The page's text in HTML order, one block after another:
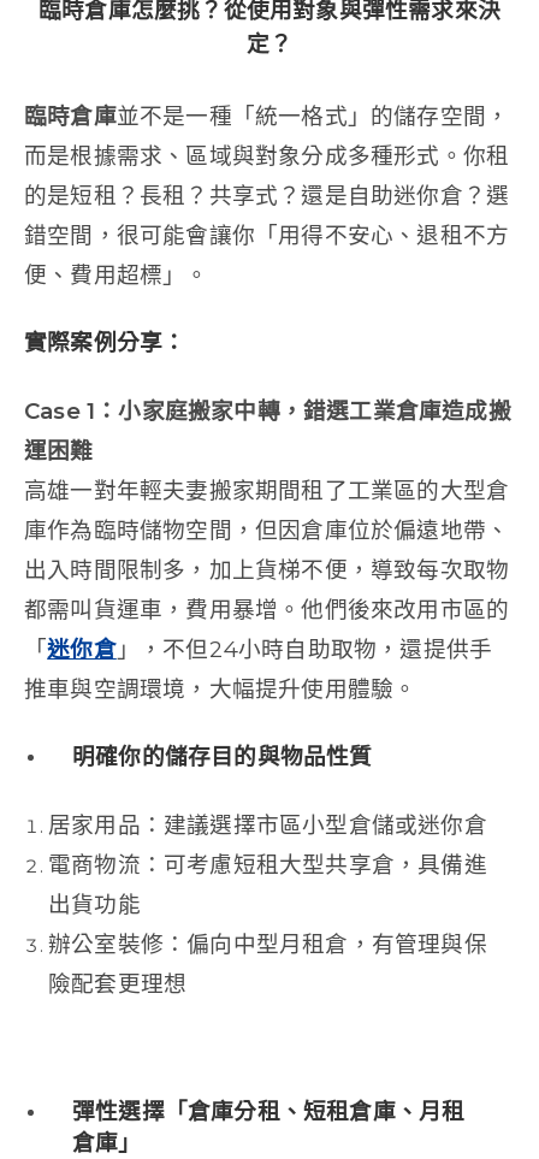
臨時倉庫怎麼挑？從使用對象與彈性需求來決
定？
臨時倉庫並不是一種「統一格式」的儲存空間，
而是根據需求、區域與對象分成多種形式。你租
的是短租？長租？共享式？還是自助迷你倉？選
錯空間，很可能會讓你「用得不安心、退租不方
便、費用超標」。
實際案例分享：
Case 1 ：小家庭搬家中轉，錯選工業倉庫造成搬
運困難
高雄一對年輕夫妻搬家期間租了工業區的大型倉
庫作為臨時儲物空間，但因倉庫位於偏遠地帶、
出入時間限制多，加上貨梯不便，導致每次取物
都需叫貨運車，費用暴增。他們後來改用市區的
「迷你倉」，不但24小時自助取物，還提供手
推車與空調環境，大幅提升使用體驗。
明確你的儲存目的與物品性質
居家用品：建議選擇市區小型倉儲或迷你倉
電商物流：可考慮短租大型共享倉，具備進
出貨功能
辦公室裝修：偏向中型月租倉，有管理與保
險配套更理想
彈性選擇「倉庫分租、短租倉庫、月租
倉庫」